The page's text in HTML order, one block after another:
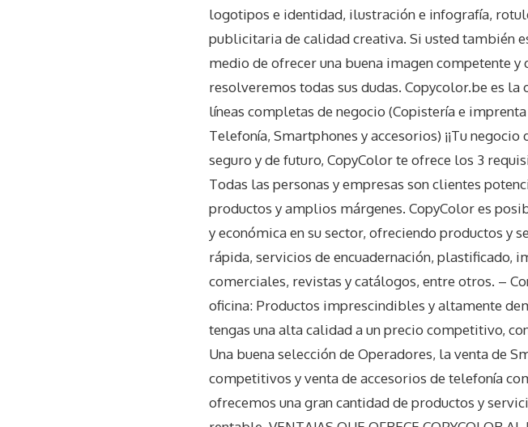
logotipos e identidad, ilustración e infografía,
publicitaria de calidad creativa. Si usted también
medio de ofrecer una buena imagen competente y
resolveremos todas sus dudas. Copycolor.be es
líneas completas de negocio (Copistería e
Telefonía, Smartphones y accesorios) ¡¡Tu
seguro y de futuro, CopyColor te ofrece los 3
Todas las personas y empresas son clientes
productos y amplios márgenes. CopyColor es
y económica en su sector, ofreciendo productos y
rápida, servicios de encuadernación,
comerciales, revistas y catálogos, entre otros. –
oficina: Productos imprescindibles y altamente
tengas una alta calidad a un precio competitivo,
Una buena selección de Operadores, la venta de
competitivos y venta de accesorios de telefonía
ofrecemos una gran cantidad de productos y